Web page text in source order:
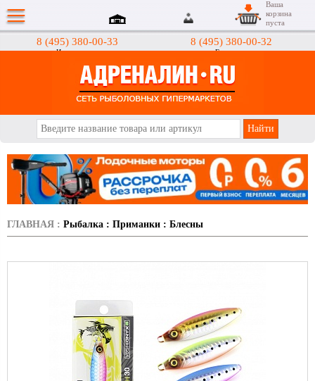
8 (495) 380-00-33
Интернет-магазин
8 (495) 380-00-32
Гипермаркеты
Ваша
корзина
пуста
ГЛАВНАЯ : Рыбалка : Приманки : Блесны